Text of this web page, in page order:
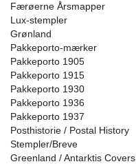
Færøerne Årsmapper
Lux-stempler
Grønland
Pakkeporto-mærker
Pakkeporto 1905
Pakkeporto 1915
Pakkeporto 1930
Pakkeporto 1936
Pakkeporto 1937
Posthistorie / Postal History
Stempler/Breve
Greenland / Antarktis Covers